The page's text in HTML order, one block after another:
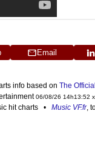
Email
info based on The
06/08/26 14h13:52
hit charts • Music VF.fr,